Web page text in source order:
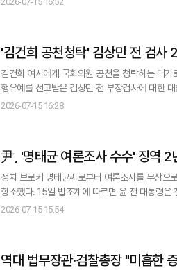
'김건희 공천청탁' 김상민 전 검사
김건희 여사에게 국회의원 공천을 청탁하는 대
행유예를 선고받은 김상민 전 부장검사에 대한 대법원 판결이 오는 23
이흥구 대법관)는 청탁금지법 및 정치자금법 위
2026-07-15 16:28
尹, '명태균 여론조사 수수' 징역 2
정치 브로커 명태균씨로부터 여론조사를 무상으
항소했다. 15일 법조계에 따르면 윤 전 대통령은 전날 서울중앙지법 형사합의33부(이진관 부장판사)에 항소장을 제출했다.
1심에서 징역 1년 6개월의 실형을 선고받고 법정 구속된 명씨도 같
2026-07-15 15:54
역대 법무장관·검찰총장 "미흡한